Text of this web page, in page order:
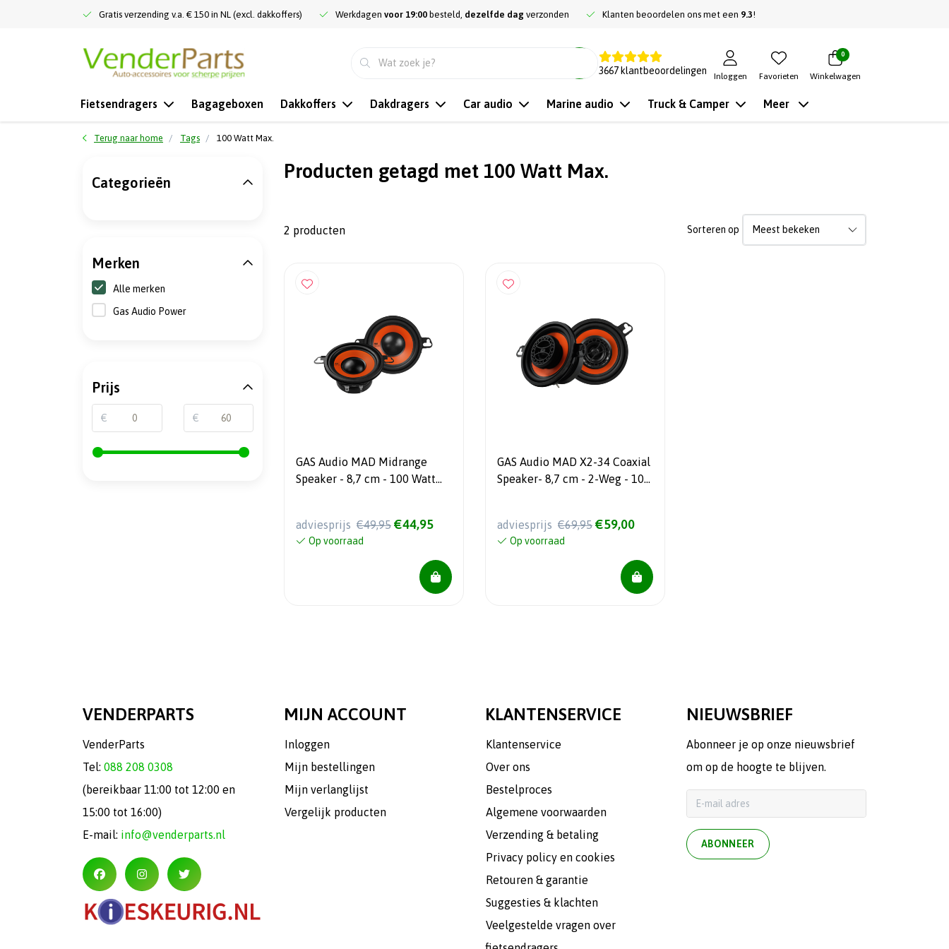
Gratis verzending v.a. € 150 in NL (excl. dakkoffers) Werkdagen voor 19:00 besteld, dezelfde dag verzonden Klanten beoordelen ons met een 9.3!
3667 klantbeoordelingen
Inloggen Favorieten
0
Winkelwagen
Fietsendragers Bagageboxen Dakkoffers Dakdragers Car audio Marine audio Truck & Camper Meer
Terug naar home Tags 100 Watt Max.
Producten getagd met 100 Watt Max.
2 producten Sorteren op
GAS Audio MAD Midrange
Speaker - 8,7 cm - 100 Watt
adviesprijs €49,95 €44,95
Op voorraad
GAS Audio MAD X2-34 Coaxial
Speaker- 8,7 cm - 2-Weg - 100
adviesprijs €69,95 €59,00
Op voorraad
Categorieën
Merken
Alle merken
Gas Audio Power
Prijs
€ €
VENDERPARTS
VenderParts
Tel: 088 208 0308
(bereikbaar 11:00 tot 12:00 en
15:00 tot 16:00)
E-mail: info@venderparts.nl
MIJN ACCOUNT
Inloggen
Mijn bestellingen
Mijn verlanglijst
Vergelijk producten
KLANTENSERVICE
Klantenservice
Over ons
Bestelproces
Algemene voorwaarden
Verzending & betaling
Privacy policy en cookies
Retouren & garantie
Suggesties & klachten
Veelgestelde vragen over
NIEUWSBRIEF
Abonneer je op onze nieuwsbrief
om op de hoogte te blijven.
ABONNEER